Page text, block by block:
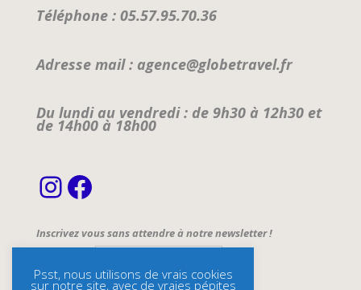
Téléphone : 05.57.95.70.36
Adresse mail : agence@globetravel.fr
Du lundi au vendredi : de 9h30 à 12h30 et
de 14h00 à 18h00
Instagram
Facebook
Inscrivez vous sans attendre à notre newsletter !
Name
Psst, nous utilisons de vrais cookies
sur notre site, avec de vraies pépites